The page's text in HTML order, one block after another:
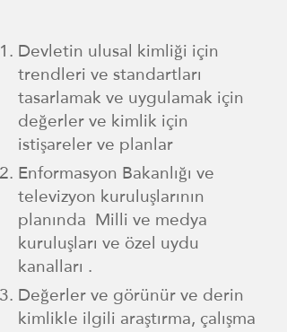
Devletin ulusal kimliği için
trendleri ve standartları
tasarlamak ve uygulamak için
değerler ve kimlik için
istişareler ve planlar
Enformasyon Bakanlığı ve
televizyon kuruluşlarının
planında Milli ve medya
kuruluşları ve özel uydu
kanalları .
Değerler ve görünür ve derin
kimlikle ilgili araştırma, çalışma